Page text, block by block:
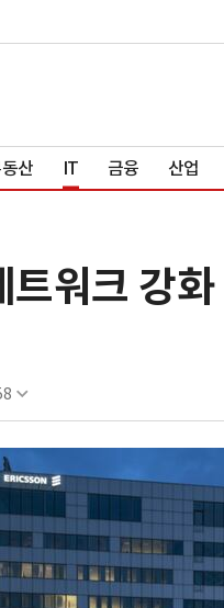
산 IT 금융 산업
트워크 강